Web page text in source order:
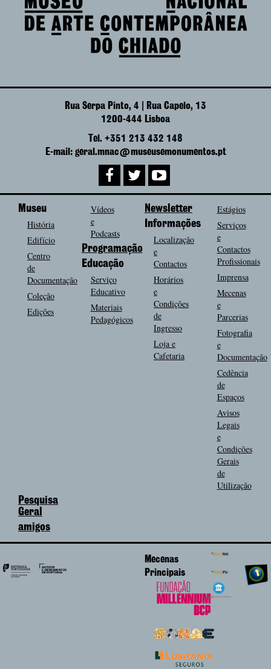
Rua Serpa Pinto, 4 | Rua Capelo, 13
1200-444 Lisboa
Tel. +351 213 432 148
E-mail: geral.mnac@museusemonumentos.pt
Museu
História
Edifício
Centro
de
Documentação
Coleção
Edições
Vídeos
e
Podcasts
Programação
Educação
Serviço
Educativo
Materiais
Pedagógicos
Newsletter
Informações
Localização
e
Contactos
Horários
e
Condições
de
Ingresso
Loja e
Cafetaria
Estágios
Serviços
e
Contactos
Profissionais
Imprensa
Mecenas
e
Parcerias
Fotografia
e
Documentação
Cedência
de
Espaços
Avisos
Legais
e
Condições
Gerais
de
Utilização
Pesquisa
Geral
amigos
Mecenas
Principais